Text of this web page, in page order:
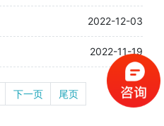
2022-12-03
2022-11-19
下一页 尾页